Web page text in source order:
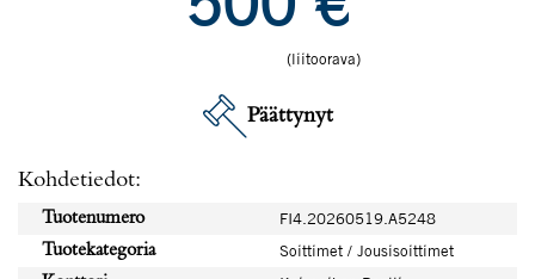
(liitoorava)
Päättynyt
Kohdetiedot:
Tuotenumero
FI4.20260519.A5248
Tuotekategoria
Soittimet / Jousisoittimet